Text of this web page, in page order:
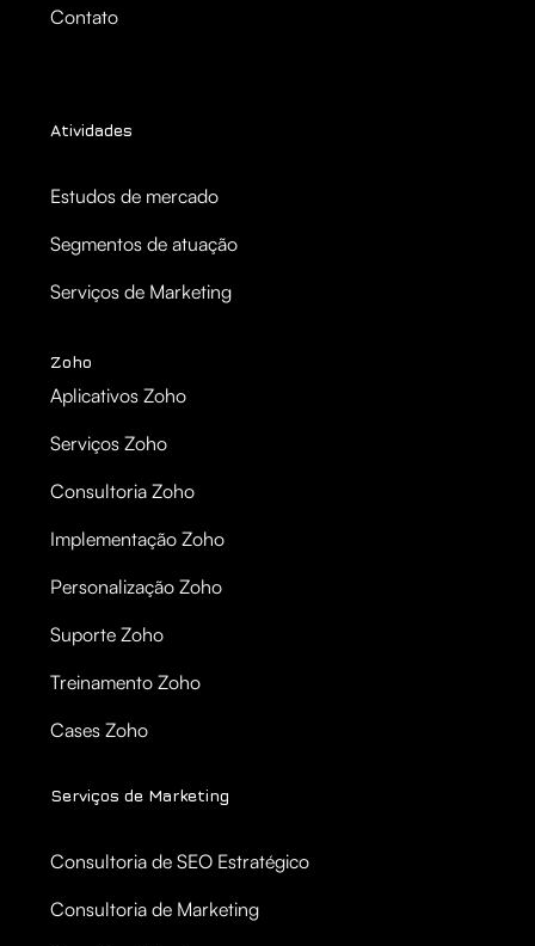
Contato
Atividades
Estudos de mercado
Segmentos de atuação
Serviços de Marketing
Zoho
Aplicativos Zoho
Serviços Zoho
Consultoria Zoho
Implementação Zoho
Personalização Zoho
Suporte Zoho
Treinamento Zoho
Cases Zoho
Serviços de Marketing
Consultoria de SEO Estratégico
Consultoria de Marketing